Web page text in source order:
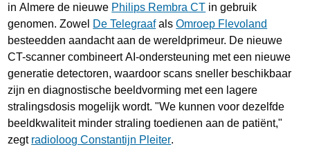
in Almere de nieuwe Philips Rembra CT in gebruik
genomen. Zowel De TelegraafalsOmroep Flevoland
besteedden aandacht aan de wereldprimeur. De nieuwe
CT-scanner combineert AI-ondersteuning met een nieuwe
generatie detectoren, waardoor scans sneller beschikbaar
zijn en diagnostische beeldvorming met een lagere
stralingsdosis mogelijk wordt. "We kunnen voor dezelfde
beeldkwaliteit minder straling toedienen aan de patiënt,"
zegt radioloog Constantijn Pleiter.